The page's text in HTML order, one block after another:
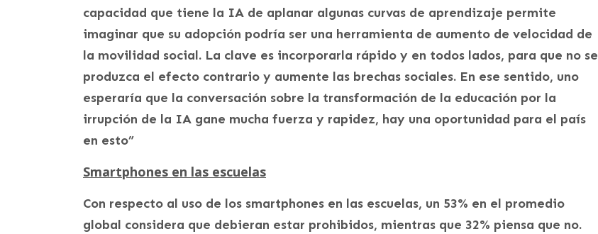
capacidad que tiene la IA de aplanar algunas curvas de aprendizaje permite
imaginar que su adopción podría ser una herramienta de aumento de velocidad de
la movilidad social. La clave es incorporarla rápido y en todos lados, para que no se
produzca el efecto contrario y aumente las brechas sociales. En ese sentido, uno
esperaría que la conversación sobre la transformación de la educación por la
irrupción de la IA gane mucha fuerza y rapidez, hay una oportunidad para el país
en esto”
Smartphones en las escuelas
Con respecto al uso de los smartphones en las escuelas, un 53% en el promedio
global considera que debieran estar prohibidos, mientras que 32% piensa que no.